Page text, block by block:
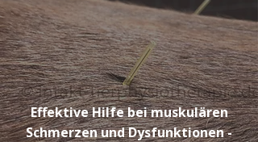
Effektive Hilfe bei muskulären
Schmerzen und Dysfunktionen -